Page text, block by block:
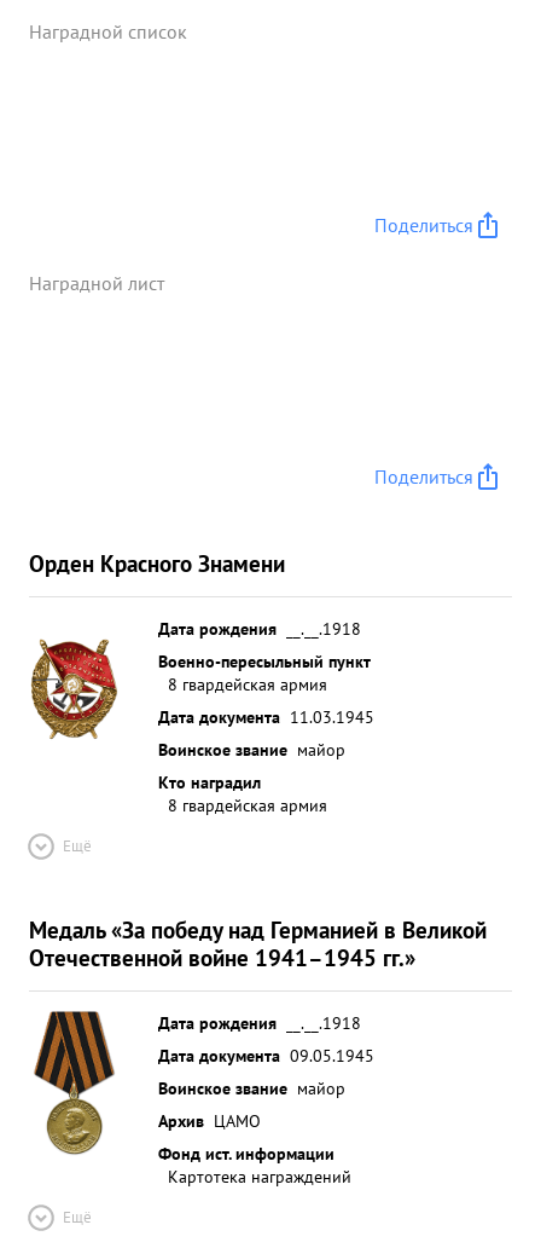
Наградной список
Поделиться
Наградной лист
Поделиться
Орден Красного Знамени
Дата рождения
__.__.1918
Военно-пересыльный пункт
8 гвардейская армия
Дата документа 11.03.1945
Воинское звание майор
Кто наградил
8 гвардейская армия
Ещё
Медаль «За победу над Германией в Великой
Отечественной войне 1941–1945 гг.»
Дата рождения
__.__.1918
Дата документа 09.05.1945
Воинское звание майор
Архив ЦАМО
Фонд ист. информации
Картотека награждений
Ещё